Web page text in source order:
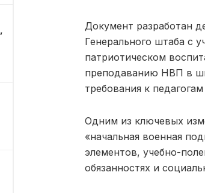
Документ разработан
Генерального штаба с
патриотическом
преподаванию НВП в
требования к
Одним из ключевых
«начальная военная
элементов, учебно-
обязанностях и